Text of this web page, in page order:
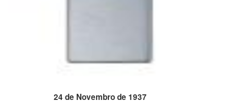
24 de Novembro de 1937